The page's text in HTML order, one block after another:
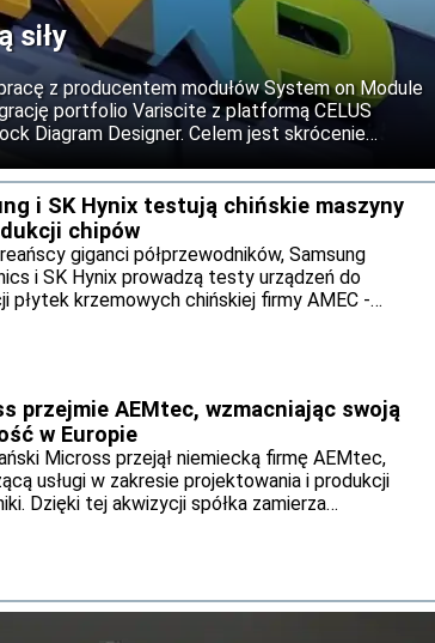
siły
z producentem modułów System on Module
portfolio Variscite z platformą CELUS
Diagram Designer. Celem jest skrócenie
i SK Hynix testują chińskie maszyny
chipów
giganci półprzewodników, Samsung
i SK Hynix prowadzą testy urządzeń do
płytek krzemowych chińskiej firmy AMEC -
technologii półprzewodnikowych.
przejmie AEMtec, wzmacniając swoją
w Europie
Micross przejął niemiecką firmę AEMtec,
usługi w zakresie projektowania i produkcji
Dzięki tej akwizycji spółka zamierza
zakłady AEMtec w Berlinie i Dreźnie mają
europejskie moce produkcyjne i badawczo-